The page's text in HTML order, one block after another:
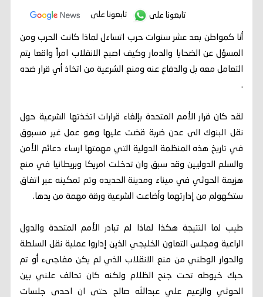
تابعونا على تابعونا على
أنا كمواطن بعد عشر سنوات حرب اتساءل لماذا كانت الحرب ومن
المسؤل عن الضحايا والدمار وكيف اصبح الانقلاب امراً واقعا يتم
التعامل معه بل والدفاع عنه ومنع الشرعية من اتخاذ أي قرار ضده
.
لقد كان قرار الأمم المتحدة بإلغاء قرارات اتخذتها الشرعية حول
نقل البنوك الى عدن ضربة قضت عليها وهو عمل غير مسبوق
في تاريخ هذه المنظمة الدولية التي مهمتها ارساء دعائم الأمن
والسلم الدوليين وقد سبق وان تدخلت امريكا وبريطانيا في منع
هزيمة الحوثي في ميناء ومدينة الحديده وتم تمكينه عبر اتفاق
ستكهولم من إدارتهما وأضاعت الشرعية ورقة مهمة من يدها.
طيب لما النتيجة هكذا لماذا لم تبادر الأمم المتحدة والدول
الراعية ومجلس التعاون الخليجي الذين إداروا عملية نقل السلطة
والحوار الوطني من منع الانقلاب الذي لم يكن مفاجىء أو تم
حبك خيوطه تحت جنح الظلام ولكنه كان تحالف علني بين
الحوثي والزعيم علي عبدالله صالح حتى ان احدى جلسات